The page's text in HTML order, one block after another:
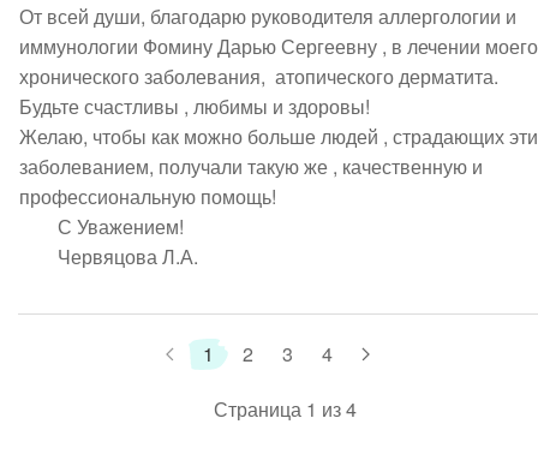
От всей души, благодарю руководителя аллергологии и
иммунологии Фомину Дарью Сергеевну , в лечении моего
хронического заболевания,  атопического дерматита.
Будьте счастливы , любимы и здоровы!
Желаю, чтобы как можно больше людей , страдающих
заболеванием, получали такую же , качественную и
профессиональную помощь!
        Червяцова Л.А.
1 2 3
4
Страница 1 из 4